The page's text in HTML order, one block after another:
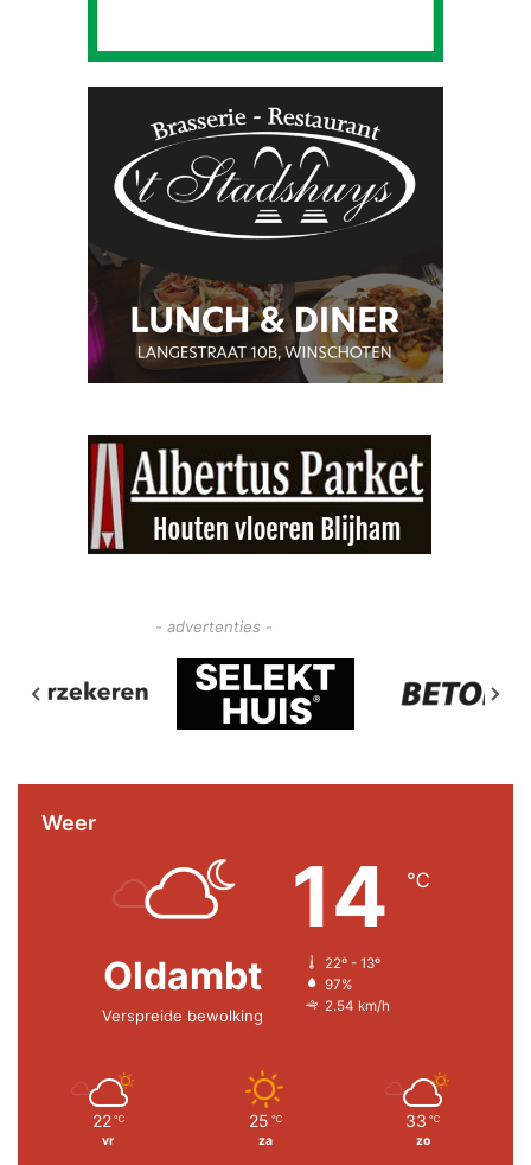
- advertenties -
Weer
Oldambt
Verspreide bewolking
14 ℃
22º - 13º
97%
2.54 km/h
22 ℃
vr
25 ℃
za
33 ℃
zo